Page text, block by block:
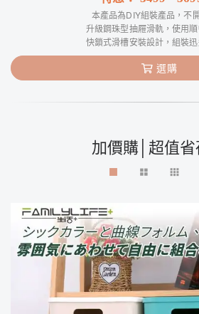
本產品為DIY組裝產品，不
升級鋼珠型抽屜滑軌，使用
快鎖式滑槽安裝設計，組裝
選購
加價購│超值